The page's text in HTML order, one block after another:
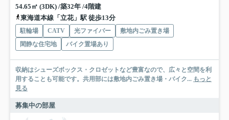
54.65㎡ (3DK) /築32年 /4階建
東海道本線「立花」駅 徒歩13分
駐輪場 CATV 光ファイバー
敷地内ごみ置き場
閑静な住宅地
バイク置場あり
収納はシューズボックス・クロゼットなど豊富なので、広々と空間を利
用することも可能です。共用部には敷地内ごみ置き場・バイク... もっと
見る
募集中の部屋